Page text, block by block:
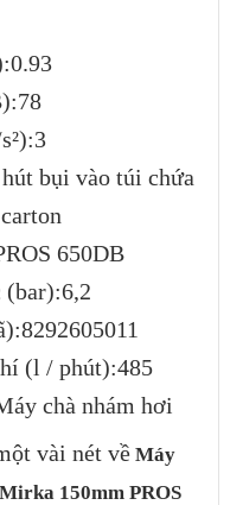
bụi vào túi chứa
650DB
(bar):6,2
(l / phút):485
chà nhám hơi
vài nét vềMáy
150mm PROS